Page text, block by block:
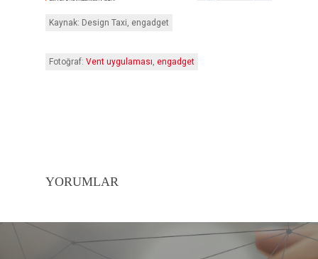
Kaynak: Design Taxi, engadget
Fotoğraf: Vent uygulaması, engadget
YORUMLAR